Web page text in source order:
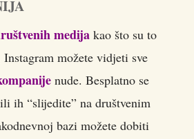
medija kao što su to
možete vidjeti sve
nude. Besplatno se
ih “slijedite” na društvenim
bazi možete dobiti